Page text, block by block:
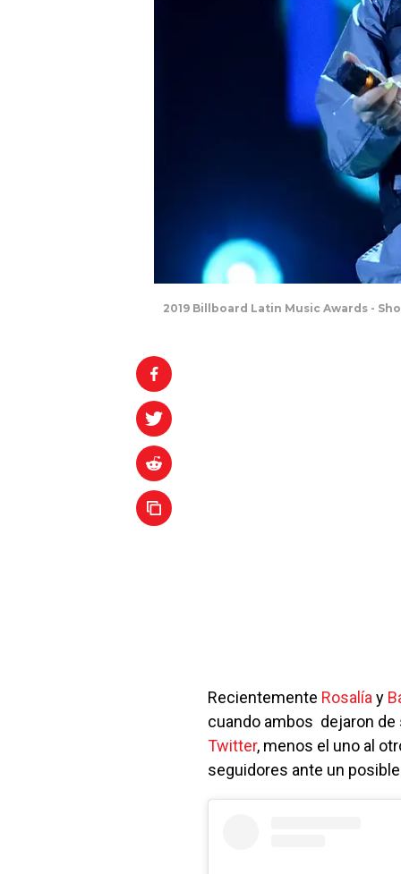
2019 Billboard Latin Music Awards -
Recientemente Rosalíay
cuando ambos dejaron
Twitter, menos el uno al
seguidores ante un